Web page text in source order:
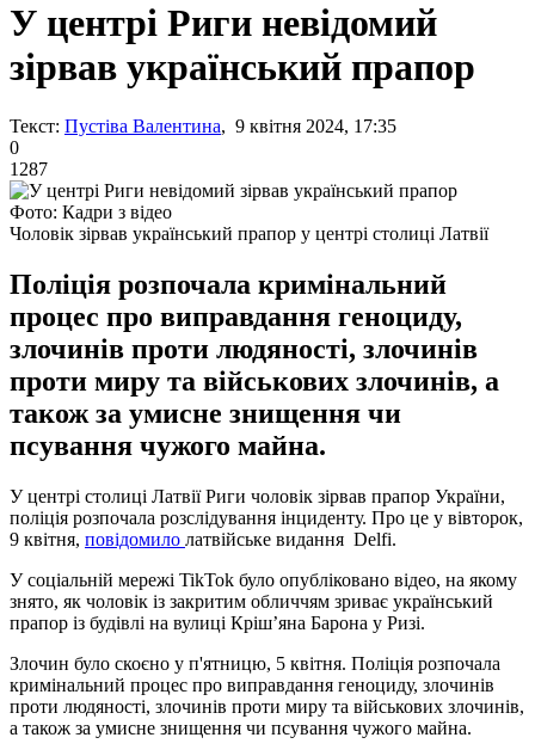
У центрі Риги невідомий
зірвав український прапор
Текст: Пустіва Валентина, 9 квітня 2024, 17:35
0
1287
Фото: Кадри з відео
Чоловік зірвав український прапор у центрі столиці Латвії
Поліція розпочала кримінальний
процес про виправдання геноциду,
злочинів проти людяності, злочинів
проти миру та військових злочинів, а
також за умисне знищення чи
псування чужого майна.
У центрі столиці Латвії Риги чоловік зірвав прапор України,
поліція розпочала розслідування інциденту. Про це у вівторок,
9 квітня, повідомило латвійське видання Delfi.
У соціальній мережі TikTok було опубліковано відео, на якому
знято, як чоловік із закритим обличчям зриває український
прапор із будівлі на вулиці Кріш’яна Барона у Ризі.
Злочин було скоєно у п'ятницю, 5 квітня. Поліція розпочала
кримінальний процес про виправдання геноциду, злочинів
проти людяності, злочинів проти миру та військових злочинів,
а також за умисне знищення чи псування чужого майна.